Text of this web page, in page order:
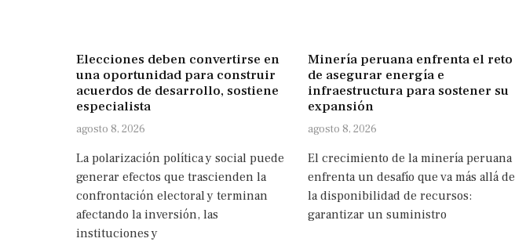
Elecciones deben convertirse en
una oportunidad para construir
acuerdos de desarrollo, sostiene
especialista
agosto 8, 2026
La polarización política y social puede
generar efectos que trascienden la
confrontación electoral y terminan
afectando la inversión, las
instituciones y
Minería peruana enfrenta el reto
de asegurar energía e
infraestructura para sostener su
expansión
agosto 8, 2026
El crecimiento de la minería peruana
enfrenta un desafío que va más allá de
la disponibilidad de recursos:
garantizar un suministro